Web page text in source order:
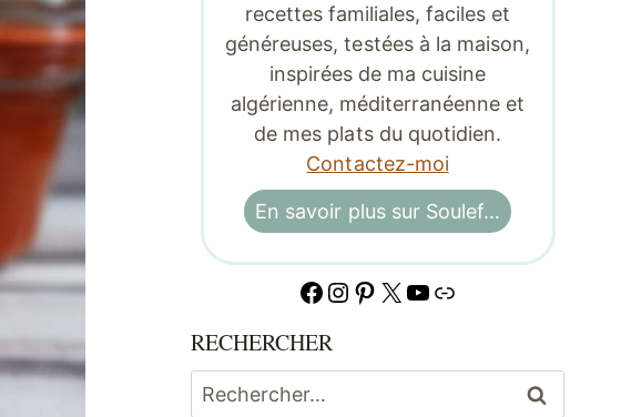
recettes familiales, faciles et
généreuses, testées à la maison,
inspirées de ma cuisine
algérienne, méditerranéenne et
de mes plats du quotidien.
Contactez-moi
En savoir plus sur Soulef…
Facebook
Instagram
Pinterest
X YouTube
Lien
RECHERCHER
Rechercher :